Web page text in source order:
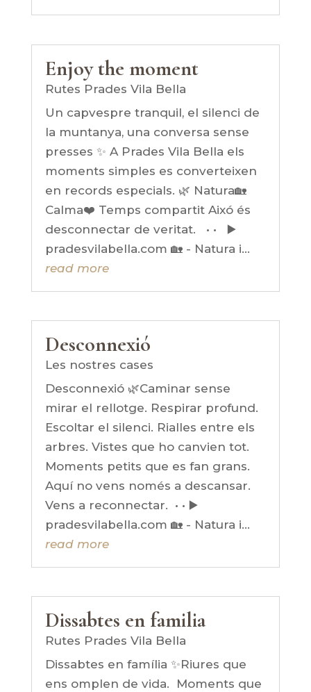
Enjoy the moment
Rutes Prades Vila Bella
Un capvespre tranquil, el silenci de
la muntanya, una conversa sense
presses ✨ A Prades Vila Bella els
moments simples es converteixen
en records especials. 🌿 Natura🏡
Calma❤️ Temps compartit Aixó és
desconnectar de veritat. • • ▶️
pradesvilabella.com 🏡 - Natura i...
read more
Desconnexió
Les nostres cases
Desconnexió 🌿Caminar sense
mirar el rellotge. Respirar profund.
Escoltar el silenci. Rialles entre els
arbres. Vistes que ho canvien tot.
Moments petits que es fan grans.
Aquí no vens només a descansar.
Vens a reconnectar. • • ▶️
pradesvilabella.com 🏡 - Natura i...
read more
Dissabtes en familia
Rutes Prades Vila Bella
Dissabtes en família ✨Riures que
ens omplen de vida. Moments que